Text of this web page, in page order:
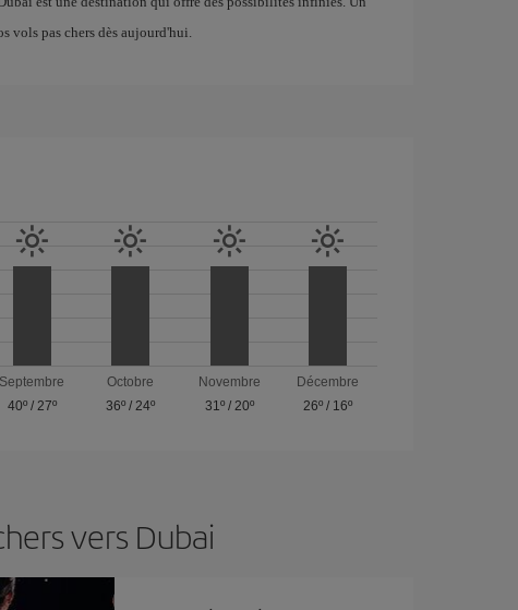
vols pas chers dès aujourd'hui.
Septembre
40º/ 27º
Octobre
36º / 24º
Novembre
31º/ 20º
Décembre
26º / 16º
vers Dubai